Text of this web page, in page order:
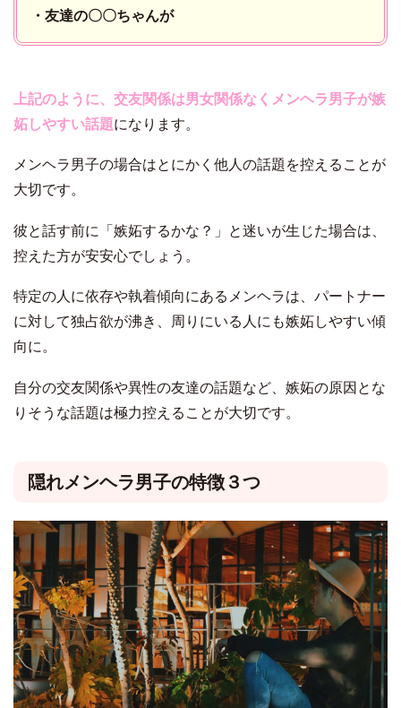
・友達の〇〇ちゃんが
上記のように、 交友関係は男女関係なくメンヘラ男子が嫉
妬しやすい話題になります。
メンヘラ男子の場合はとにかく他人の話題を控えることが
大切です。
彼と話す前に「嫉妬するかな？」と迷いが生じた場合は、
控えた方が安安心でしょう。
特定の人に依存や執着傾向にあるメンヘラは、パートナー
に対して独占欲が沸き、周りにいる人にも嫉妬しやすい傾
向に。
自分の交友関係や異性の友達の話題など、嫉妬の原因とな
りそうな話題は極力控えることが大切です。
隠れメンヘラ男子の特徴３つ